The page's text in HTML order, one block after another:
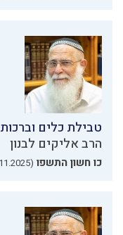
טבילת כלים וברכות
הרב אליקים לבנון
כו חשון התשפו (17.11.2025)